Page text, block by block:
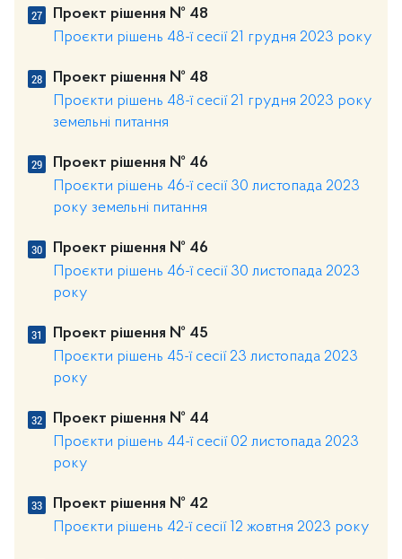
Проект рішення № 48
Проєкти рішень 48-ї сесії 21 грудня 2023 року
Проект рішення № 48
Проєкти рішень 48-ї сесії 21 грудня 2023 року
земельні питання
Проект рішення № 46
Проєкти рішень 46-ї сесії 30 листопада 2023
року земельні питання
Проект рішення № 46
Проєкти рішень 46-ї сесії 30 листопада 2023
року
Проект рішення № 45
Проєкти рішень 45-ї сесії 23 листопада 2023
року
Проект рішення № 44
Проєкти рішень 44-ї сесії 02 листопада 2023
року
Проект рішення № 42
Проєкти рішень 42-ї сесії 12 жовтня 2023 року